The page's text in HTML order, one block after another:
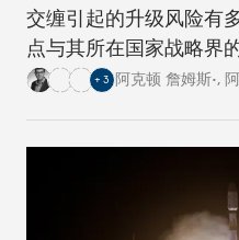
交缠引起的升级风险有
点与其所在国家战略界
+ 3 阿克顿 詹姆斯•,